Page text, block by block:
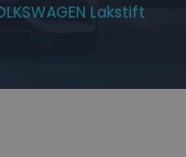
Lakstift